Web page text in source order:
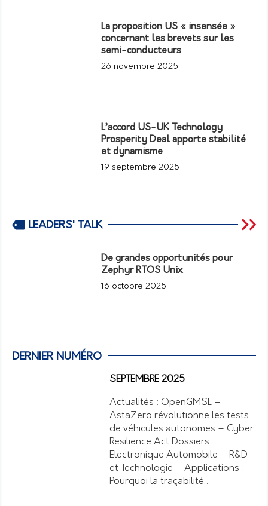
La proposition US « insensée »
concernant les brevets sur les
semi-conducteurs
26 novembre 2025
L’accord US-UK Technology
Prosperity Deal apporte stabilité
et dynamisme
19 septembre 2025
LEADERS' TALK
De grandes opportunités pour
Zephyr RTOS Unix
16 octobre 2025
DERNIER NUMÉRO
SEPTEMBRE 2025
Actualités : OpenGMSL –
AstaZero révolutionne les tests
de véhicules autonomes – Cyber
Resilience Act Dossiers :
Electronique Automobile – R&D
et Technologie – Applications :
Pourquoi la traçabilité…